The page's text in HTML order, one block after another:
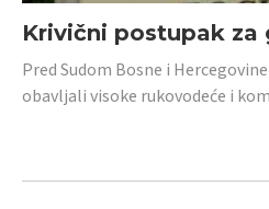
Krivični postupak
Pred Sudom Bosne i
obavljali visoke rukovodeće i